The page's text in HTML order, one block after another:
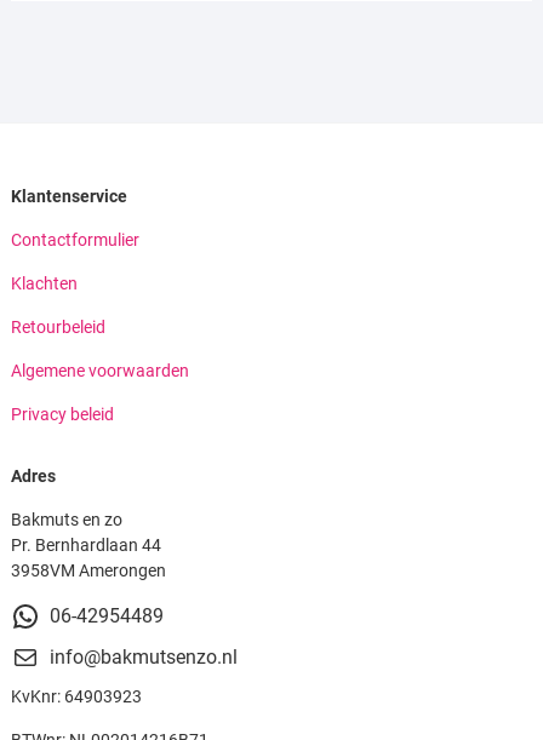
Klantenservice
Contactformulier
Klachten
Retourbeleid
Algemene voorwaarden
Privacy beleid
Adres
Bakmuts en zo
Pr. Bernhardlaan 44
3958VM Amerongen
06-42954489
info@bakmutsenzo.nl
KvKnr: 64903923